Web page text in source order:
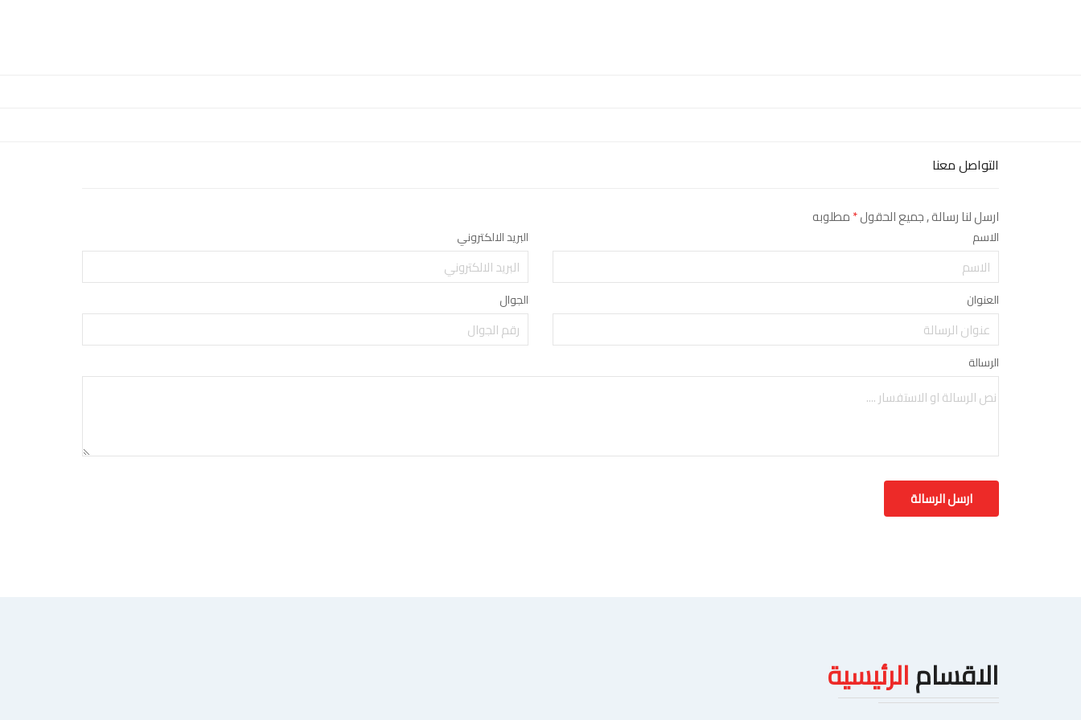
التواصل معنا
ارسل لنا رسالة , جميع الحقول*مطلوبه
الاسم البريد الالكتروني
العنوان الجوال
الرسالة
الاقسامالرئيسية